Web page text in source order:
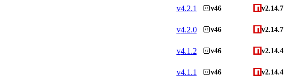
v4.2.1 v46 v2.14.7
v4.2.0 v46 v2.14.7
v4.1.2 v46 v2.14.4
v4.1.1 v46 v2.14.4